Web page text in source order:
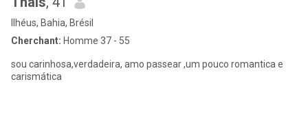
Ilhéus, Bahia, Brésil
Cherchant: Homme 37 - 55
sou carinhosa,verdadeira, amo passear ,um pouco romantica e
carismática